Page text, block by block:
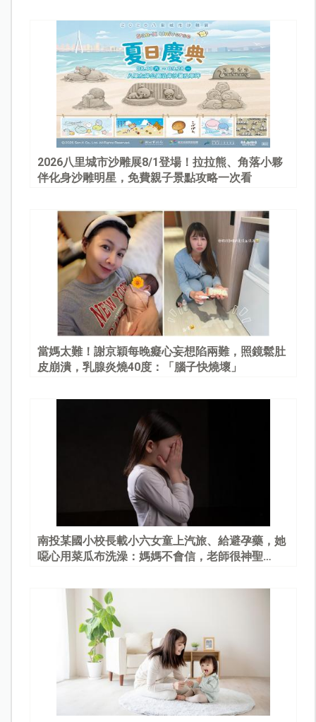
2026八里城市沙雕展8/1登場！拉拉熊、角落小夥
伴化身沙雕明星，免費親子景點攻略一次看
當媽太難！謝京穎每晚癡心妄想陷兩難，照鏡鬆肚
皮崩潰，乳腺炎燒40度：「腦子快燒壞」
南投某國小校長載小六女童上汽旅、給避孕藥，她
噁心用菜瓜布洗澡：媽媽不會信，老師很神聖…